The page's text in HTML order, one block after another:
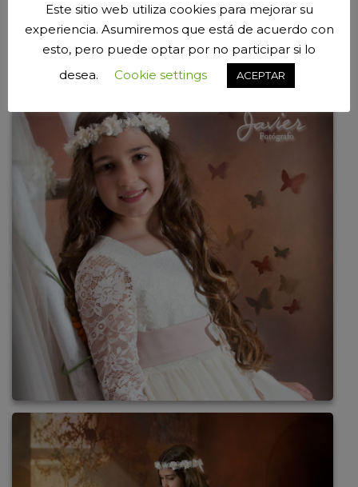
Este sitio web utiliza cookies para mejorar su
experiencia. Asumiremos que está de acuerdo con
esto, pero puede optar por no participar si lo
desea.
Cookie settings ACEPTAR